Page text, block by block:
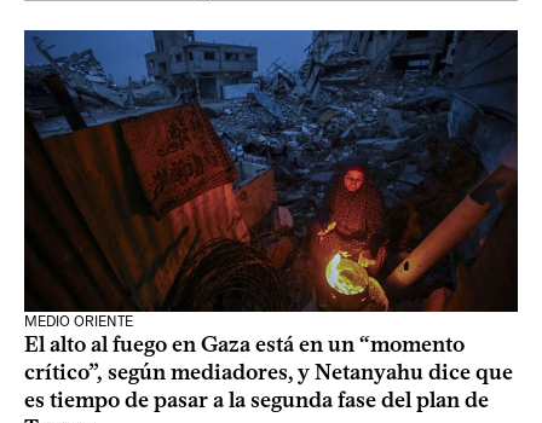
MEDIO ORIENTE
El alto al fuego en Gaza está en un “momento
crítico”, según mediadores, y Netanyahu dice que
es tiempo de pasar a la segunda fase del plan de